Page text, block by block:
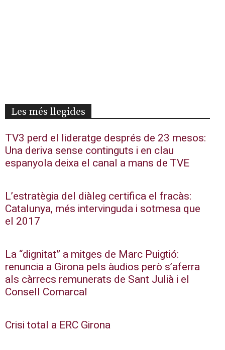
Les més llegides
TV3 perd el lideratge després de 23 mesos:
Una deriva sense continguts i en clau
espanyola deixa el canal a mans de TVE
L’estratègia del diàleg certifica el fracàs:
Catalunya, més intervinguda i sotmesa que
el 2017
La “dignitat” a mitges de Marc Puigtió:
renuncia a Girona pels àudios però s’aferra
als càrrecs remunerats de Sant Julià i el
Consell Comarcal
Crisi total a ERC Girona